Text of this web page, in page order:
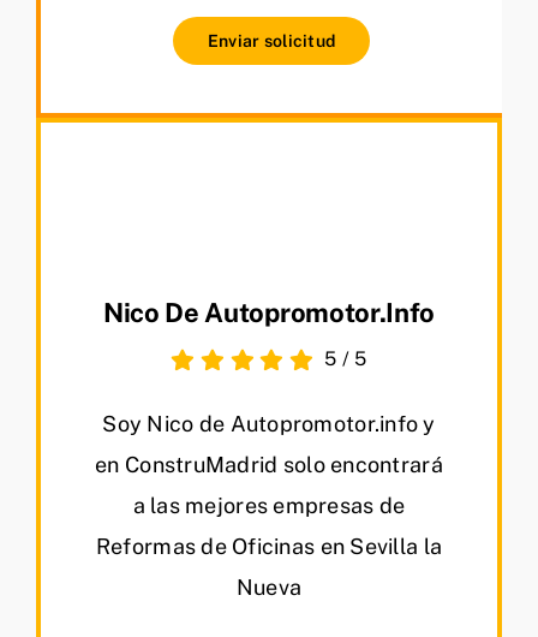
Enviar solicitud
Nico De Autopromotor.info
5 / 5
Soy Nico de Autopromotor.info y
en ConstruMadrid solo encontrará
a las mejores empresas de
Reformas de Oficinas en Sevilla la
Nueva